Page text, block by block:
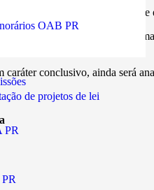
OAB PR
PR
na sua versão, a parte que
se faz desnecessária,
caráter conclusivo, ainda será
de projetos de lei